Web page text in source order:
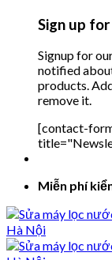
Sign up
Signup for
notified
products.
remove it.
[contact-
Miễn phí